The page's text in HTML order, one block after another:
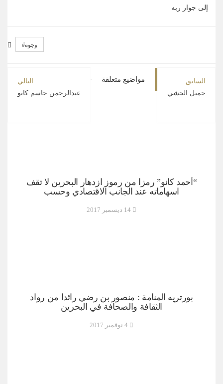
إلى جوار ربه
وجوه
السابق
جميل الجشي
التالي
عبدالرحمن جاسم كانو
مواضيع متعلقة
“أحمد كانو” رمزا من رموز ازدهار البحرين لا تقف
اسهاماته عند الجانب الاقتصادي وحسب
بورتريه المنامة : منصور بن رضي رائدا من رواد
الثقافة والصحافة في البحرين